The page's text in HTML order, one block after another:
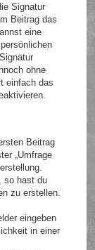
Signatur
Beitrag das
eine
ohne
einfach das
Beitrag
„Umfrage
so hast du
zu erstellen.
eingeben
in einer